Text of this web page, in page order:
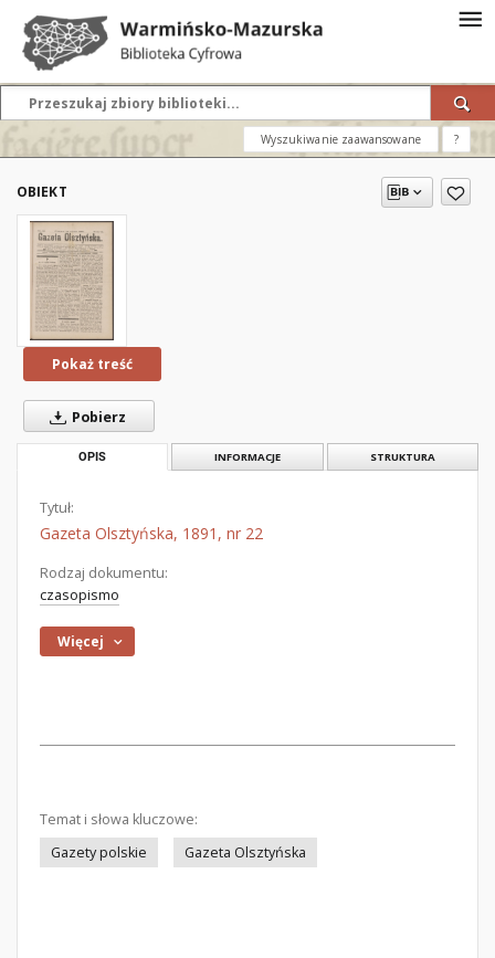
Wyszukiwanie zaawansowane ?
OBIEKT
Pokaż treść
Pobierz
OPIS INFORMACJE STRUKTURA
Tytuł:
Gazeta Olsztyńska, 1891, nr 22
Rodzaj dokumentu:
czasopismo
Więcej
Temat i słowa kluczowe:
Gazety polskie
Gazeta Olsztyńska